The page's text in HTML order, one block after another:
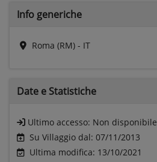
Info generiche
Roma (RM) - IT
Date e Statistiche
Ultimo accesso: Non disponibile
Su Villaggio dal: 07/11/2013
Ultima modifica: 13/10/2021